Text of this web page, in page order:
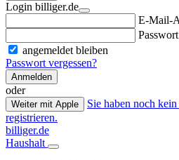
Login billiger.de
E-Mail-
Passwort
angemeldet bleiben
Passwort vergessen?
Anmelden
oder
Weiter mit Apple
Sie haben noch
registrieren.
billiger.de
Haushalt